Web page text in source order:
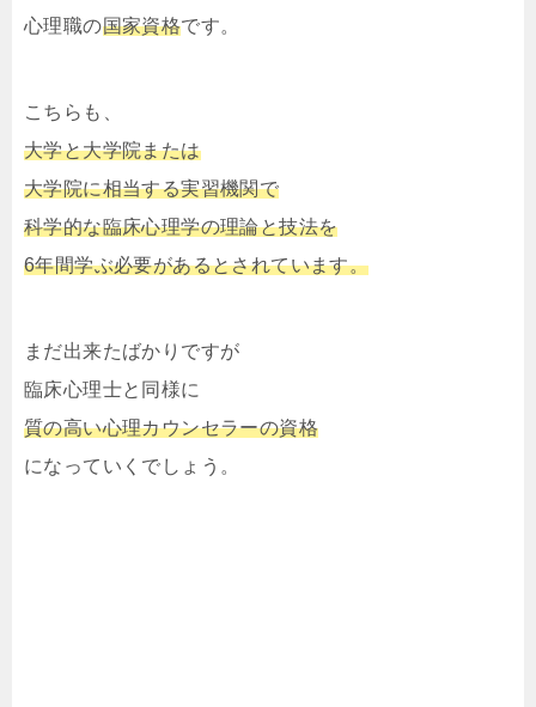
心理職の国家資格です。
こちらも、
大学と大学院または
大学院に相当する実習機関で
科学的な臨床心理学の理論と技法を
6年間学ぶ必要があるとされています。
まだ出来たばかりですが
臨床心理士と同様に
質の高い心理カウンセラーの資格
になっていくでしょう。